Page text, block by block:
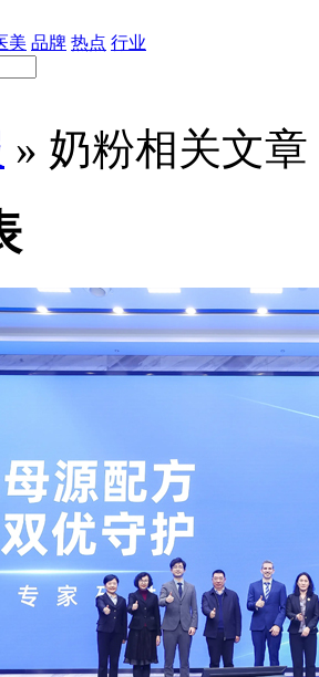
美 品牌 热点 行业
» 奶粉相关文章